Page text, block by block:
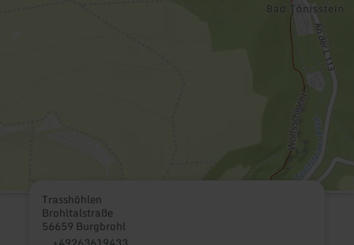
Trasshöhlen
Brohltalstraße
56659 Burgbrohl